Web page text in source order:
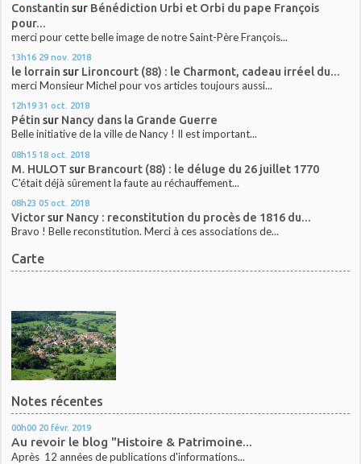
Constantin sur Bénédiction Urbi et Orbi du pape François
pour...
merci pour cette belle image de notre Saint-Père François...
13h16 29 nov. 2018
le lorrain sur Lironcourt (88) : le Charmont, cadeau irréel du...
merci Monsieur Michel pour vos articles toujours aussi...
12h19 31 oct. 2018
Pétin sur Nancy dans la Grande Guerre
Belle initiative de la ville de Nancy ! Il est important...
08h15 18 oct. 2018
M. HULOT sur Brancourt (88) : le déluge du 26 juillet 1770
C'était déjà sûrement la faute au réchauffement...
08h23 05 oct. 2018
Victorsur Nancy : reconstitution du procès de 1816 du...
Bravo ! Belle reconstitution. Merci à ces associations de...
Carte
Notes récentes
00h00 20 févr. 2019
Au revoir le blog "Histoire & Patrimoine...
Après 12 années de publications d'informations...